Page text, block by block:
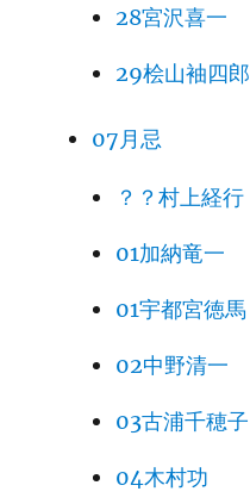
28宮沢喜一
29桧山袖四郎
07月忌
？？村上経行
01加納竜一
01宇都宮徳馬
02中野清一
03古浦千穂子
04木村功